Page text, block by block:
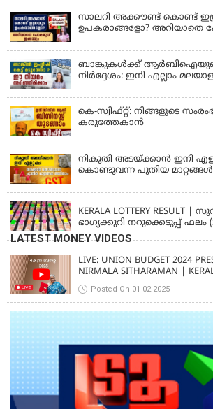
സാലറി അക്കൗണ്ട് കൊണ്ട്
ഉപകരാങ്ങളോ? അറിയാതെ
ബാങ്കുകൾക്ക്
നിർദ്ദേശം: ഇനി എല്ലാം
കെ-സ്വിഫ്റ്റ്: നിങ്ങളുടെ
കരുത്തേകാൻ
നികുതി അടയ്ക്കാൻ ഇനി
കൊണ്ടുവന്ന പുതിയ
KERALA LOTTERY
ഭാഗ്യക്കുറി നറുക്കെടുപ്പ് ഫലം
SK-16)
LATEST MONEY VIDEOS
LIVE: UNION BUDGET 2024
NIRMALA SITHARAMAN |
Posted On 01-02-2025